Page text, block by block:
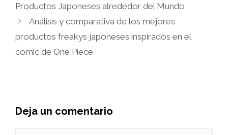
Productos Japoneses alrededor del Mundo
Análisis y comparativa de los mejores
productos freakys japoneses inspirados en el
comic de One Piece
Deja un comentario